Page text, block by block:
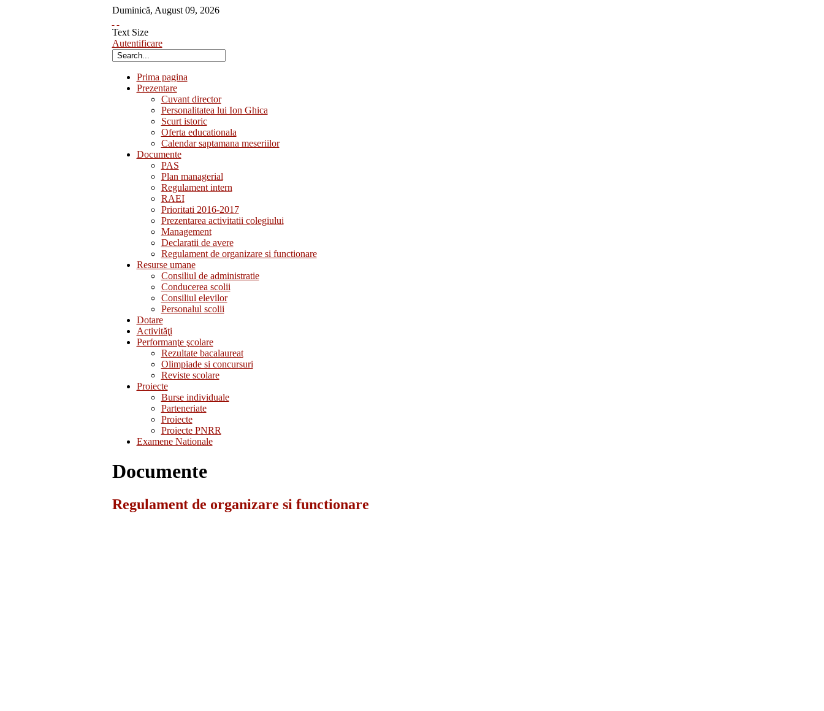
Duminică, August 09, 2026
Text Size
Autentificare
Prima pagina
Prezentare
Cuvant director
Personalitatea lui Ion Ghica
Scurt istoric
Oferta educationala
Calendar saptamana meseriilor
Documente
PAS
Plan managerial
Regulament intern
RAEI
Prioritati 2016-2017
Prezentarea activitatii colegiului
Management
Declaratii de avere
Regulament de organizare si functionare
Resurse umane
Consiliul de administratie
Conducerea scolii
Consiliul elevilor
Personalul scolii
Dotare
Activităţi
Performanţe şcolare
Rezultate bacalaureat
Olimpiade si concursuri
Reviste scolare
Proiecte
Burse individuale
Parteneriate
Proiecte
Proiecte PNRR
Examene Nationale
Documente
Regulament de organizare si functionare